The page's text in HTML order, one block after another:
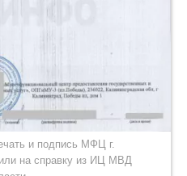
и подпись МФЦ г.
на справку из ИЦ МВД